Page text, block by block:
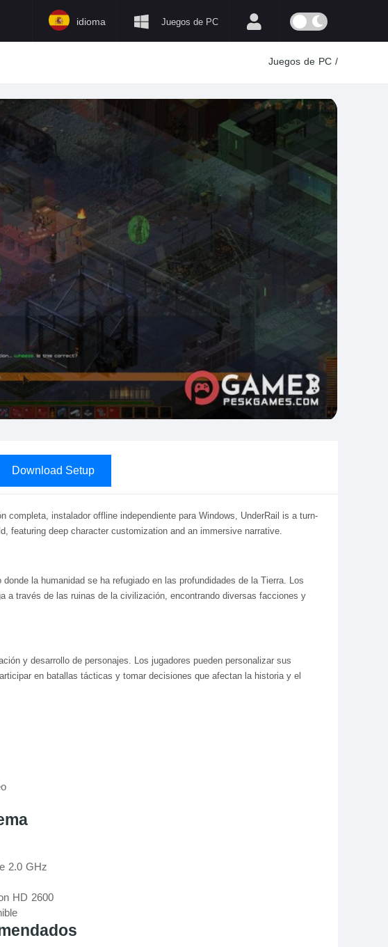
Juegos de PC
idioma
Juegos de PC/
Download Setup
completa, instalador offline independiente para Windows, UnderRail is a turn-
featuring deep character customization and an immersive narrative.
la humanidad se ha refugiado en las profundidades de la Tierra. Los
a través de las ruinas de la civilización, encontrando diversas facciones y
y desarrollo de personajes. Los jugadores pueden personalizar sus
en batallas tácticas y tomar decisiones que afectan la historia y el
2.0 GHz
HD 2600